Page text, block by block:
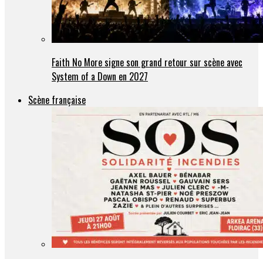
Faith No More signe son grand retour sur scène avec
System of a Down en 2027
Scène française